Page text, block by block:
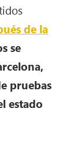
de la
se
pruebas
estado